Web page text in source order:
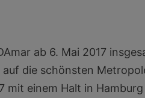
ab 6. Mai 2017
die schönsten
mit einem Halt in